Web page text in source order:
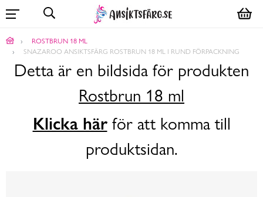
ROSTBRUN 18 ML
SNAZAROO ANSIKTSFÄRG ROSTBRUN 18 ML I RUND FÖRPACKNING
Detta är en bildsida för produkten
Rostbrun 18 ml
Klicka härför att komma till
produktsidan.